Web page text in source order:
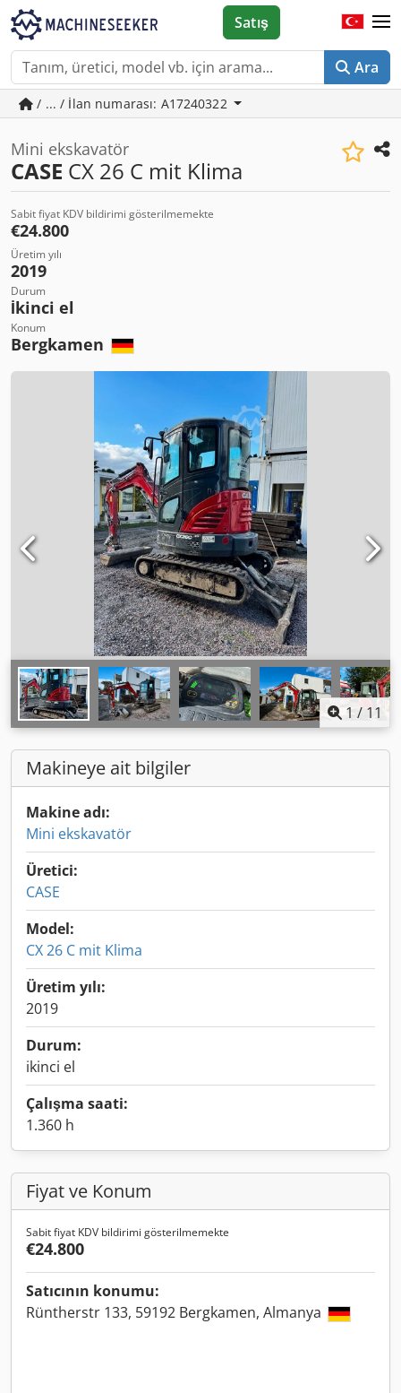
Ara
Satış
/ ... / İlan numarası: A17240322
Mini ekskavatör
CASE CX 26 C mit Klima
Sabit fiyat KDV bildirimi gösterilmemekte
€24.800
Üretim yılı
2019
Durum
İkinci el
Konum
Bergkamen
1 / 11
Makineye ait bilgiler
Makine adı:
Mini ekskavatör
Üretici:
CASE
Model:
CX 26 C mit Klima
Üretim yılı:
2019
Durum:
ikinci el
Çalışma saati:
1.360 h
Fiyat ve Konum
Sabit fiyat KDV bildirimi gösterilmemekte
€24.800
Satıcının konumu:
Rüntherstr 133, 59192 Bergkamen, Almanya